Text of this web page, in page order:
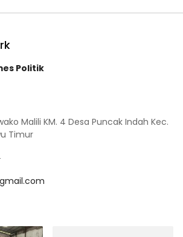
Politik
Malili KM. 4 Desa Puncak Indah Kec.
Timur